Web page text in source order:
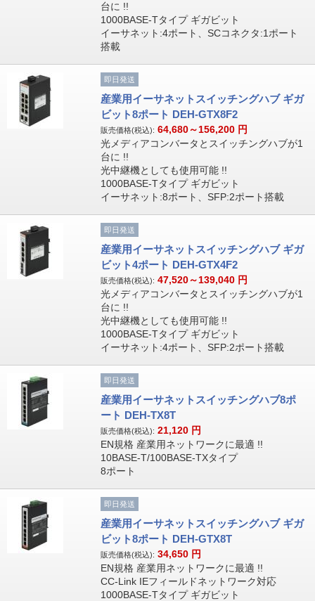
台に !!
1000BASE-Tタイプ ギガビット
イーサネット:4ポート、SCコネクタ:1ポート
搭載
即日発送
産業用イーサネットスイッチングハブ ギガ
ビット8ポート DEH-GTX8F2
販売価格(税込): 64,680～156,200 円
光メディアコンバータとスイッチングハブが1
台に !!
光中継機としても使用可能 !!
1000BASE-Tタイプ ギガビット
イーサネット:8ポート、SFP:2ポート搭載
即日発送
産業用イーサネットスイッチングハブ ギガ
ビット4ポート DEH-GTX4F2
販売価格(税込): 47,520～139,040 円
光メディアコンバータとスイッチングハブが1
台に !!
光中継機としても使用可能 !!
1000BASE-Tタイプ ギガビット
イーサネット:4ポート、SFP:2ポート搭載
即日発送
産業用イーサネットスイッチングハブ8ポ
ート DEH-TX8T
販売価格(税込): 21,120 円
EN規格 産業用ネットワークに最適 !!
10BASE-T/100BASE-TXタイプ
8ポート
即日発送
産業用イーサネットスイッチングハブ ギガ
ビット8ポート DEH-GTX8T
販売価格(税込): 34,650 円
EN規格 産業用ネットワークに最適 !!
CC-Link IEフィールドネットワーク対応
1000BASE-Tタイプ ギガビット